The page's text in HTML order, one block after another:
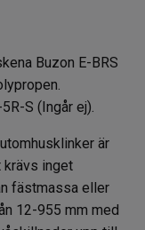
Buzon E-BRS
S (Ingår ej).
är
krävs inget
fästmassa eller
12-955 mm med